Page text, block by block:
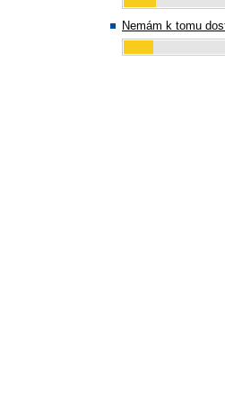
Nemám k tomu